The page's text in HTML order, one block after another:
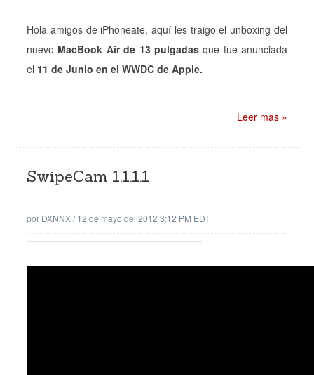
Hola amigos de iPhoneate, aquí les traigo el unboxing del
nuevo MacBook Air de 13 pulgadasque fue anunciada
el 11 de Junio en el WWDC de Apple.
Leer mas »
SwipeCam 1.1.1.1
por DXNNX/12 de mayo del 2012 3:12 PM EDT